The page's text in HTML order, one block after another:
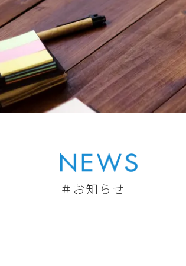
＃お知らせ